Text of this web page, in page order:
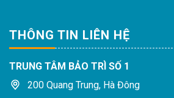
THÔNG TIN LIÊN HỆ
TRUNG TÂM BẢO TRÌ SỐ 1
200 Quang Trung, Hà Đông